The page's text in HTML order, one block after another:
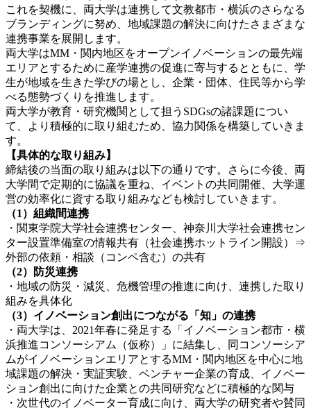
これを契機に、両大学は連携して文教都市・横浜のさらなる
ブランディングに努め、地域課題の解決に向けたさまざまな
連携事業を展開します。
両大学はMM・関内地区をオープンイノベーションの最先端
エリアとするために産学連携の促進に寄与するとともに、学
生が地域を生きた学びの場とし、企業・団体、住民等から学
べる態勢づくりを推進します。
両大学が教育・研究機関として担うSDGsの諸課題につい
て、より積極的に取り組むため、協力関係を構築していきま
す。
【具体的な取り組み】
締結後の当面の取り組みは以下の通りです。さらに今後、両
大学間で定期的に協議を重ね、イベントの共同開催、大学運
営の効率化に資する取り組みなども検討していきます。
（1）組織間連携
・関東学院大学社会連携センター、神奈川大学社会連携セン
ター設置準備室の情報共有（社会連携ホットライン開設）⇒
外部の依頼・相談（コンペ含む）の共有
（2）防災連携
・地域の防災・減災、危機管理の推進に向け、連携した取り
組みを具体化
（3）イノベーション創出につながる「知」の連携
・両大学は、2021年春に発足する「イノベーション都市・横
浜推進コンソーシアム（仮称）」に結集し、同コンソーシア
ムがイノベーションエリアとするMM・関内地区を中心に地
域課題の解決・実証実験、ベンチャー企業の育成、イノベー
ション創出に向けた企業との共同研究などに積極的な関与
・次世代のイノベーター育成に向け、両大学の研究者や賛同